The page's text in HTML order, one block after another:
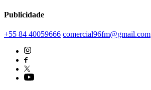
Publicidade
+55 84 40059666 comercial96fm@gmail.com